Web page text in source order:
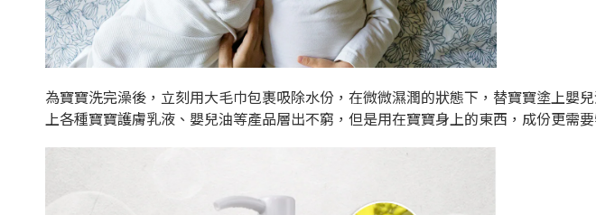
為寶寶洗完澡後，立刻用大毛巾包裹吸除水份，在微微濕潤的狀態下，替寶寶塗上
上各種寶寶護膚乳液、嬰兒油等產品層出不窮，但是用在寶寶身上的東西，成份更需要